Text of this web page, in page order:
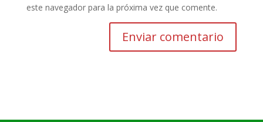
este navegador para la próxima vez que comente.